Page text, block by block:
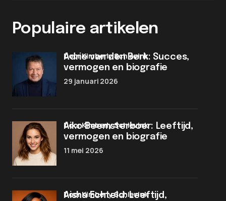
Populaire artikelen
Adrie van den Berk: Succes,
vermogen en biografie
door Kimberly Schievink
29 januari 2026
Aiko Beemsterboer: Leeftijd,
vermogen en biografie
door Kimberly Schievink
11 mei 2026
Aisha Echteld: Leeftijd,
door Kimberly Schievink